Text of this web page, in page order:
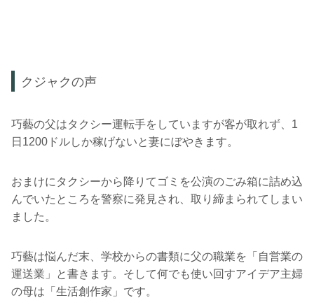
クジャクの声
巧藝の父はタクシー運転手をしていますが客が取れず、1
日1200ドルしか稼げないと妻にぼやきます。
おまけにタクシーから降りてゴミを公演のごみ箱に詰め込
んでいたところを警察に発見され、取り締まられてしまい
ました。
巧藝は悩んだ末、学校からの書類に父の職業を「自営業の
運送業」と書きます。そして何でも使い回すアイデア主婦
の母は「生活創作家」です。